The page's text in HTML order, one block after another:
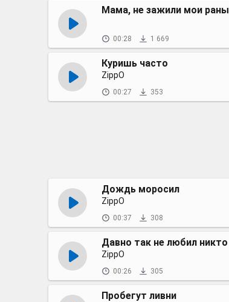
Мама, не зажили мои раны
00:28 1 669
Куришь часто
ZippO
00:27 353
Дождь моросил
ZippO
00:37 308
Давно так не любил никто
ZippO
00:26 305
Пробегут ливни